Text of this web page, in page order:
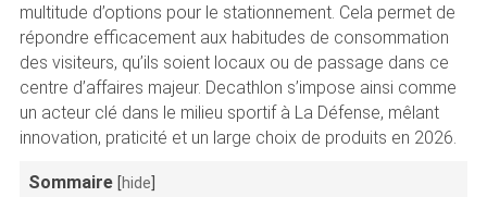
multitude d’options pour le stationnement. Cela permet de
répondre efficacement aux habitudes de consommation
des visiteurs, qu’ils soient locaux ou de passage dans ce
centre d’affaires majeur. Decathlon s’impose ainsi comme
un acteur clé dans le milieu sportif à La Défense, mêlant
innovation, praticité et un large choix de produits en 2026.
Sommaire hide